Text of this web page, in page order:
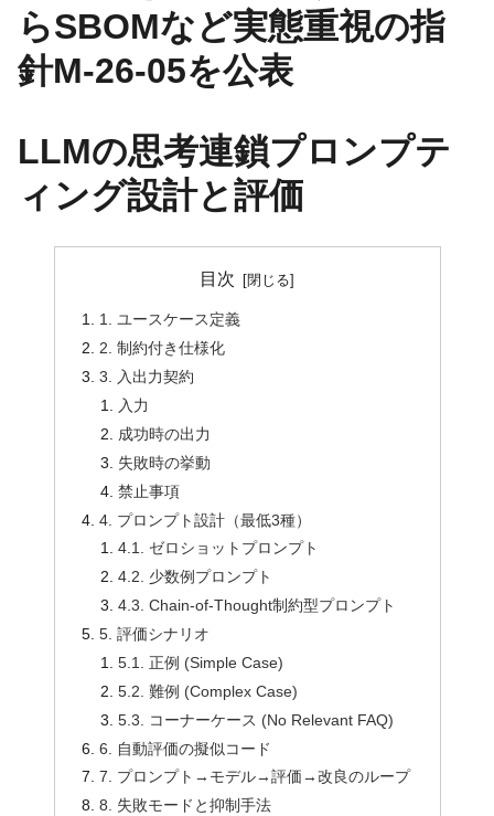
らSBOMなど実態重視の指
針M-26-05を公表
LLMの思考連鎖プロンプテ
ィング設計と評価
目次
1. ユースケース定義
2. 制約付き仕様化
3. 入出力契約
入力
成功時の出力
失敗時の挙動
禁止事項
4. プロンプト設計（最低3種）
4.1. ゼロショットプロンプト
4.2. 少数例プロンプト
4.3. Chain-of-Thought制約型プロンプト
5. 評価シナリオ
5.1. 正例 (Simple Case)
5.2. 難例 (Complex Case)
5.3. コーナーケース (No Relevant FAQ)
6. 自動評価の擬似コード
7. プロンプト→モデル→評価→改良のループ
8. 失敗モードと抑制手法